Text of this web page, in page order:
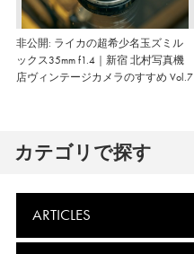
非公開: ライカの超希少名玉ズミル
ックス35mm f1.4｜新宿 北村写真機
店ヴィンテージカメラのすすめ Vol.7
カテゴリで探す
ARTICLES